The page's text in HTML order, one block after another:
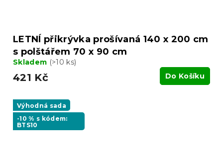
LETNÍ přikrývka prošívaná 140 x 200 cm
s polštářem 70 x 90 cm
Skladem (>10 ks)
421 Kč Do Košíku
Výhodná sada
-10 % s kódem:
BTS10